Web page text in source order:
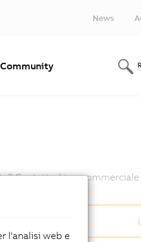
News
Community
Contatta il tuo
l'analisi web e